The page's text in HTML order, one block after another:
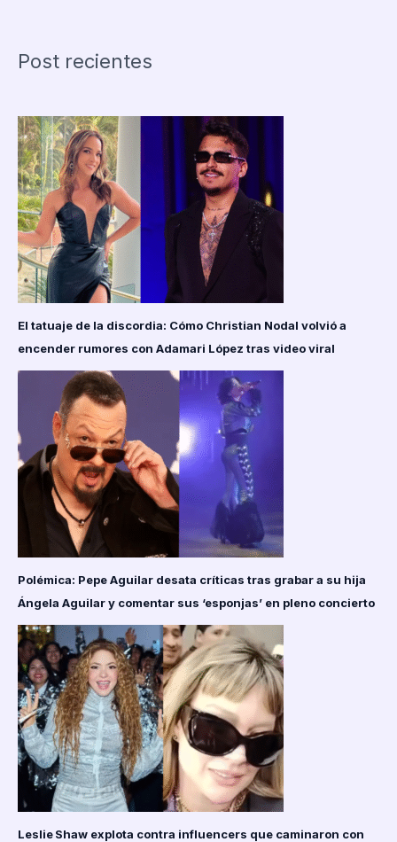
días
por
abalanzarse
contra
Ariana
Grande
en
la
premiere
de
Wicked
Post recientes
El tatuaje de la discordia: Cómo Christian Nodal volvió a
encender rumores con Adamari López tras video viral
Polémica: Pepe Aguilar desata críticas tras grabar a su hija
Ángela Aguilar y comentar sus ‘esponjas’ en pleno concierto
Leslie Shaw explota contra influencers que caminaron con